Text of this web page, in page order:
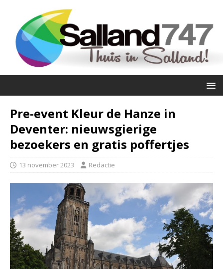
Pre-event Kleur de Hanze in
Deventer: nieuwsgierige
bezoekers en gratis poffertjes
13 november 2023 Redactie